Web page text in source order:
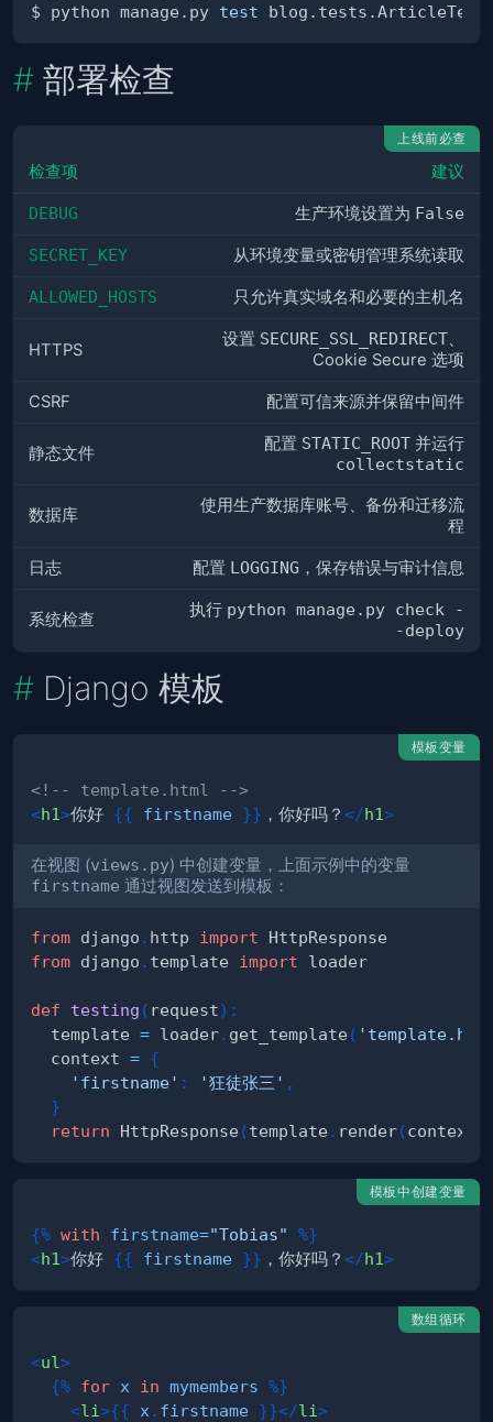
$ python manage.py test
部署检查
上线前必查
检查项 建议
DEBUG 生产环境设置为 False
SECRET_KEY 从环境变量或密钥管理系统读取
ALLOWED_HOSTS 只允许真实域名和必要的主机名
HTTPS
设置 SECURE_SSL_REDIRECT
Cookie Secure 选项
CSRF 配置可信来源并保留中间件
静态文件 配置 STATIC_ROOT 并运行
collectstatic
数据库
使用生产数据库账号、备份和迁移流
程
日志 配置 LOGGING ，保存错误与审计信息
系统检查 执行 python manage.py check -
-deploy
Django 模板
模板变量
<!-- template.html -->
<h1>你好 {{ firstname }} ，你好吗？ </h1>
在视图 (views.py) 中创建变量，上面示例中的变量
firstname 通过视图发送到模板：
from django . http import
from django . template import
def testing ( request) :
  template
= loader. get_template (
  context
= {
'firstname' : '狂徒张三' ,
}
return HttpResponse (template . render(context
模板中创建变量
{% with firstname="Tobias"
%}
<h1>你好 {{ firstname }} ，你好吗？ </h1>
数组循环
<ul>
{% for x in mymembers %}
<li>{{ x . firstname }}</li>